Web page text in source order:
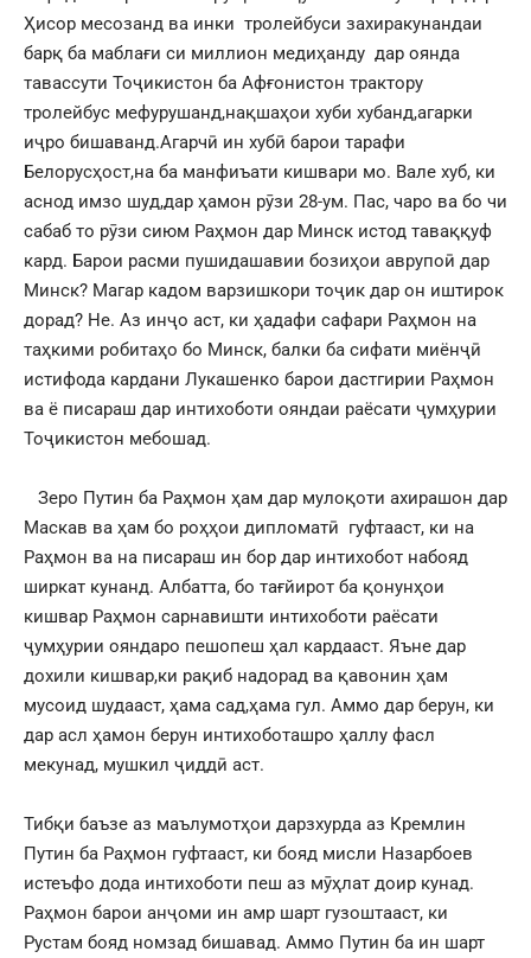
Ҳисор месозанд ва инки тролейбуси захиракунандаи
барқ ба маблағи си миллион медиҳанду дар оянда
тавассути Тоҷикистон ба Афғонистон трактору
тролейбус мефурушанд,нақшаҳои хуби хубанд,агарки
иҷро бишаванд.Агарчӣ ин хубӣ барои тарафи
Белорусҳост,на ба манфиъати кишвари мо. Вале хуб, ки
аснод имзо шуд,дар ҳамон рӯзи 28-ум. Пас, чаро ва бо чи
сабаб то рӯзи сиюм Раҳмон дар Минск истод таваққуф
кард. Барои расми пушидашавии бозиҳои аврупоӣ дар
Минск? Магар кадом варзишкори тоҷик дар он иштирок
дорад? Не. Аз инҷо аст, ки ҳадафи сафари Раҳмон на
таҳкими робитаҳо бо Минск, балки ба сифати миёнҷӣ
истифода кардани Лукашенко барои дастгирии Раҳмон
ва ё писараш дар интихоботи ояндаи раёсати ҷумҳурии
Тоҷикистон мебошад.
Зеро Путин ба Раҳмон ҳам дар мулоқоти ахирашон дар
Маскав ва ҳам бо роҳҳои дипломатӣ гуфтааст, ки на
Раҳмон ва на писараш ин бор дар интихобот набояд
ширкат кунанд. Албатта, бо тағйирот ба қонунҳои
кишвар Раҳмон сарнавишти интихоботи раёсати
ҷумҳурии ояндаро пешопеш ҳал кардааст. Яъне дар
дохили кишвар,ки рақиб надорад ва қавонин ҳам
мусоид шудааст, ҳама сад,ҳама гул. Аммо дар берун, ки
дар асл ҳамон берун интихоботашро ҳаллу фасл
мекунад, мушкил ҷиддӣ аст.
Тибқи баъзе аз маълумотҳои дарзхурда аз Кремлин
Путин ба Раҳмон гуфтааст, ки бояд мисли Назарбоев
истеъфо дода интихоботи пеш аз мӯҳлат доир кунад.
Раҳмон барои анҷоми ин амр шарт гузоштааст, ки
Рустам бояд номзад бишавад. Аммо Путин ба ин шарт